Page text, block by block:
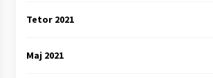
Tetor 2021
Maj 2021